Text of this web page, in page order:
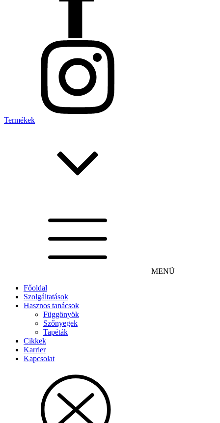
Termékek
MENÜ
Főoldal
Szolgáltatások
Hasznos tanácsok
Függönyök
Szőnyegek
Tapéták
Cikkek
Karrier
Kapcsolat